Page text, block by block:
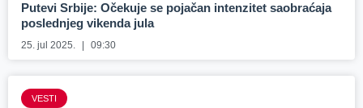
Putevi Srbije: Očekuje se pojačan intenzitet saobraćaja
poslednjeg vikenda jula
25. jul 2025. 09:30
VESTI